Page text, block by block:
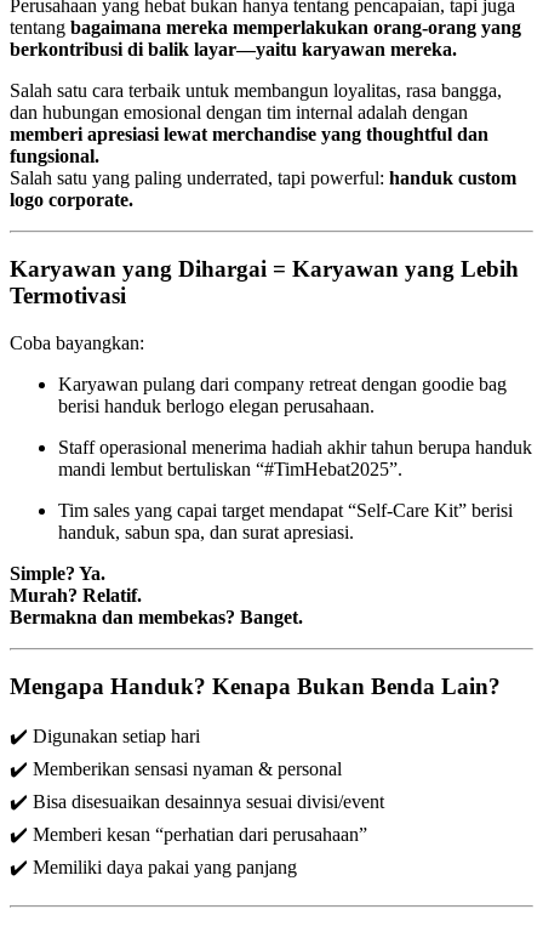
Perusahaan yang hebat bukan hanya tentang pencapaian, tapi juga
tentang bagaimana mereka memperlakukan orang-orang yang
berkontribusi di balik layar—yaitu karyawan mereka.
Salah satu cara terbaik untuk membangun loyalitas, rasa bangga,
dan hubungan emosional dengan tim internal adalah dengan
memberi apresiasi lewat merchandise yang thoughtful dan
fungsional.
Salah satu yang paling underrated, tapi powerful: handuk custom
logo corporate.
Karyawan yang Dihargai = Karyawan yang Lebih
Termotivasi
Coba bayangkan:
Karyawan pulang dari company retreat dengan goodie bag
berisi handuk berlogo elegan perusahaan.
Staff operasional menerima hadiah akhir tahun berupa handuk
mandi lembut bertuliskan “#TimHebat2025”.
Tim sales yang capai target mendapat “Self-Care Kit” berisi
handuk, sabun spa, dan surat apresiasi.
Simple? Ya.
Murah? Relatif.
Bermakna dan membekas? Banget.
Mengapa Handuk? Kenapa Bukan Benda Lain?
✔️ Digunakan setiap hari
✔️ Memberikan sensasi nyaman & personal
✔️ Bisa disesuaikan desainnya sesuai divisi/event
✔️ Memberi kesan “perhatian dari perusahaan”
✔️ Memiliki daya pakai yang panjang